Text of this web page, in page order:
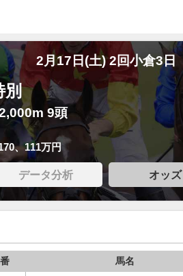
2月17日(土) 2回小倉3日
別
9頭
、111万円
データ分析 オッズ
馬名